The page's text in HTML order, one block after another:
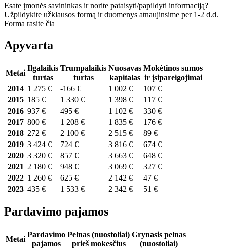
Esate įmonės savininkas ir norite pataisyti/papildyti informaciją?
Užpildykite užklausos formą ir duomenys atnaujinsime per 1-2 d.d.
Forma rasite čia
Apyvarta
Metai
Ilgalaikis
turtas
Trumpalaikis
turtas
Nuosavas
kapitalas
Mokėtinos sumos
ir įsipareigojimai
2014 1 275 € -166 € 1 002 €
107 €
2015 185 € 1 330 € 1 398 €
117 €
2016 937 € 495 € 1 102 €
330 €
2017 800 € 1 208 € 1 835 €
176 €
2018 272 € 2 100 € 2 515 €
89 €
2019 3 424 € 724 € 3 816 €
674 €
2020 3 320 € 857 € 3 663 €
648 €
2021 2 180 € 948 € 3 069 €
327 €
2022 1 260 € 625 € 2 142 €
47 €
2023 435 € 1 533 € 2 342 € 51 €
Pardavimo pajamos
Metai
Pardavimo
pajamos
Pelnas (nuostoliai)
prieš mokesčius
Grynasis pelnas
(nuostoliai)